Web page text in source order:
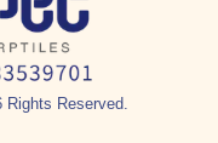
Rights Reserved.